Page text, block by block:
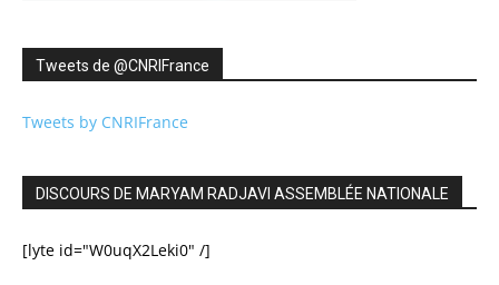
Tweets de ‎@CNRIFrance
Tweets by CNRIFrance
DISCOURS DE MARYAM RADJAVI ASSEMBLÉE NATIONALE
[lyte id="W0uqX2Leki0" /]